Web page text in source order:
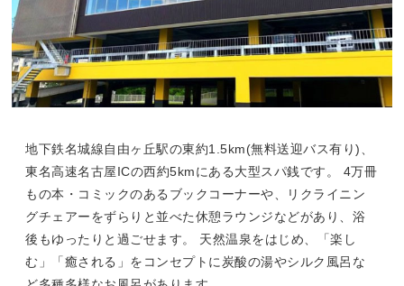
地下鉄名城線自由ヶ丘駅の東約1.5km(無料送迎バス有り)、
東名高速名古屋ICの西約5kmにある大型スパ銭です。 4万冊
もの本・コミックのあるブックコーナーや、リクライニン
グチェアーをずらりと並べた休憩ラウンジなどがあり、浴
後もゆったりと過ごせます。 天然温泉をはじめ、「楽し
む」「癒される」をコンセプトに炭酸の湯やシルク風呂な